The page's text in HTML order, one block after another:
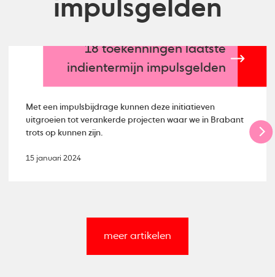
impulsgelden
18 toekenningen laatste
indientermijn impulsgelden
Met een impulsbijdrage kunnen deze initiatieven
uitgroeien tot verankerde projecten waar we in Brabant
trots op kunnen zijn.
15 januari 2024
meer artikelen